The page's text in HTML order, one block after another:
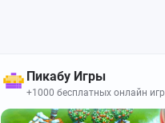
Пикабу Игры
+1000 бесплатных онлайн игр